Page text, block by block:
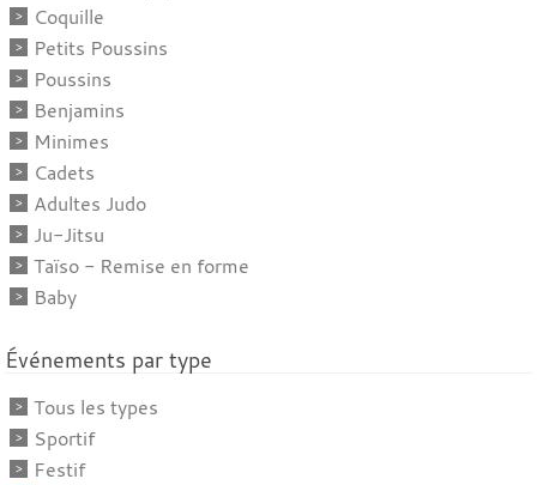
Coquille
Petits Poussins
Poussins
Benjamins
Minimes
Cadets
Adultes Judo
Ju-Jitsu
Taïso - Remise en forme
Baby
Événements par type
Tous les types
Sportif
Festif